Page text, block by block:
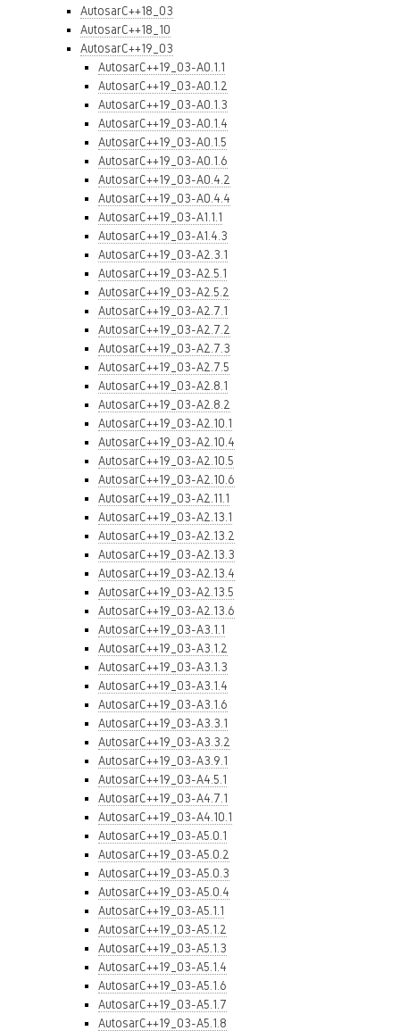
AutosarC++18_03
AutosarC++18_10
AutosarC++19_03
AutosarC++19_03-A0.1.1
AutosarC++19_03-A0.1.2
AutosarC++19_03-A0.1.3
AutosarC++19_03-A0.1.4
AutosarC++19_03-A0.1.5
AutosarC++19_03-A0.1.6
AutosarC++19_03-A0.4.2
AutosarC++19_03-A0.4.4
AutosarC++19_03-A1.1.1
AutosarC++19_03-A1.4.3
AutosarC++19_03-A2.3.1
AutosarC++19_03-A2.5.1
AutosarC++19_03-A2.5.2
AutosarC++19_03-A2.7.1
AutosarC++19_03-A2.7.2
AutosarC++19_03-A2.7.3
AutosarC++19_03-A2.7.5
AutosarC++19_03-A2.8.1
AutosarC++19_03-A2.8.2
AutosarC++19_03-A2.10.1
AutosarC++19_03-A2.10.4
AutosarC++19_03-A2.10.5
AutosarC++19_03-A2.10.6
AutosarC++19_03-A2.11.1
AutosarC++19_03-A2.13.1
AutosarC++19_03-A2.13.2
AutosarC++19_03-A2.13.3
AutosarC++19_03-A2.13.4
AutosarC++19_03-A2.13.5
AutosarC++19_03-A2.13.6
AutosarC++19_03-A3.1.1
AutosarC++19_03-A3.1.2
AutosarC++19_03-A3.1.3
AutosarC++19_03-A3.1.4
AutosarC++19_03-A3.1.6
AutosarC++19_03-A3.3.1
AutosarC++19_03-A3.3.2
AutosarC++19_03-A3.9.1
AutosarC++19_03-A4.5.1
AutosarC++19_03-A4.7.1
AutosarC++19_03-A4.10.1
AutosarC++19_03-A5.0.1
AutosarC++19_03-A5.0.2
AutosarC++19_03-A5.0.3
AutosarC++19_03-A5.0.4
AutosarC++19_03-A5.1.1
AutosarC++19_03-A5.1.2
AutosarC++19_03-A5.1.3
AutosarC++19_03-A5.1.4
AutosarC++19_03-A5.1.6
AutosarC++19_03-A5.1.7
AutosarC++19_03-A5.1.8